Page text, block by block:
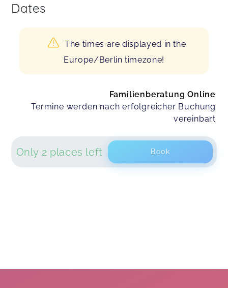
Dates
The times are displayed in the
Europe/Berlin timezone!
Familienberatung Online
Termine werden nach erfolgreicher Buchung
vereinbart
Only 2 places left Book